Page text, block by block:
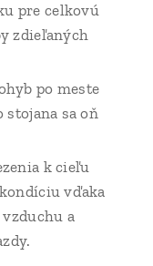
pre celkovú
zdieľaných
po meste
stojana sa oň
k cieľu
vďaka
a